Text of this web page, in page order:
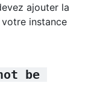
ajouter la
instance
be